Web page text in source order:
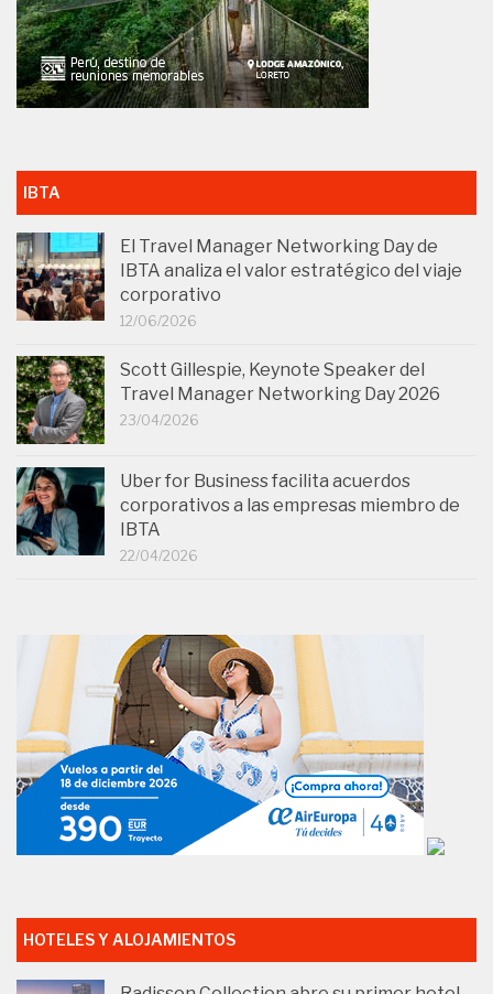
IBTA
El Travel Manager Networking Day de
IBTA analiza el valor estratégico del viaje
corporativo
12/06/2026
Scott Gillespie, Keynote Speaker del
Travel Manager Networking Day 2026
23/04/2026
Uber for Business facilita acuerdos
corporativos a las empresas miembro de
IBTA
22/04/2026
HOTELES Y ALOJAMIENTOS